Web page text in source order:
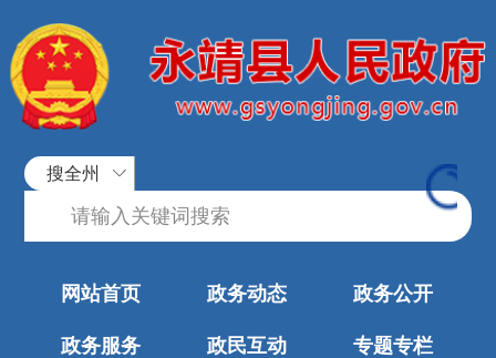
搜全州
网站首页 政务动态 政务公开
政务服务 政民互动 专题专栏